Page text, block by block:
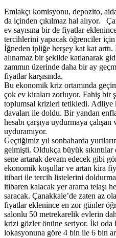
Emlakçı komisyonu, depozito,
da içinden çıkılmaz hal alıyor.
ev sayısına bir de fiyatlar
tercihlerini yapacak öğrenciler
İğneden ipliğe herşey kat kat
alınamaz bir şekilde katlanarak
zammın üzerinde daha bir ay
fiyatlar karşısında.
Bu ekonomik kriz ortamında
çok ev kiraları zorluyor. Fahiş bir
toplumsal krizleri tetikledi. Adliye
davaları ile doldu. Bir yandan
hesabı çarşıya uydurmaya
uyduramıyor.
Geçtiğimiz yıl sonbaharda
gelmişti. Oldukça büyük sıkıntılar
sene artarak devam edecek gibi
ekonomik koşullar ve artan kira
itibari ile tercih listelerini
itibaren kalacak yer arama telaşı
saracak. Çanakkale’de zaten az
fiyatlar eklenince en zor günler
salonlu 50 metrekarelik evlerin
krizi gözler önüne seriyor. İki oda
lokasyonuna göre 4 bin ile 6 bin